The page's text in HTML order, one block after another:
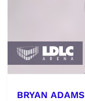
BRYAN ADAMS